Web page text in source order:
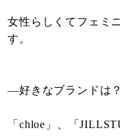
女性らしくてフェミ
す。
—好きなブランドは？
「chloe」、「